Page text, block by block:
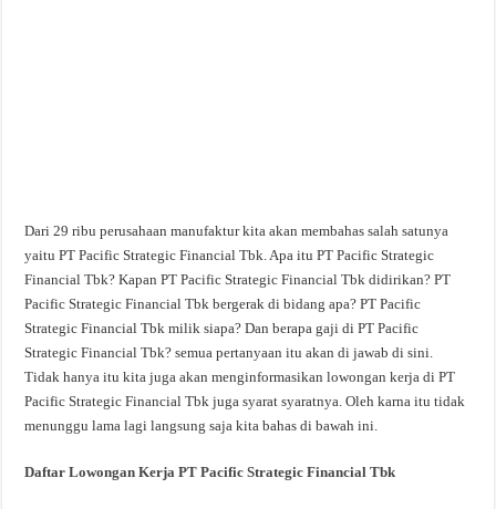
Dari 29 ribu perusahaan manufaktur kita akan membahas salah satunya
yaitu PT Pacific Strategic Financial Tbk. Apa itu PT Pacific Strategic
Financial Tbk? Kapan PT Pacific Strategic Financial Tbk didirikan? PT
Pacific Strategic Financial Tbk bergerak di bidang apa? PT Pacific
Strategic Financial Tbk milik siapa? Dan berapa gaji di PT Pacific
Strategic Financial Tbk? semua pertanyaan itu akan di jawab di sini.
Tidak hanya itu kita juga akan menginformasikan lowongan kerja di PT
Pacific Strategic Financial Tbk juga syarat syaratnya. Oleh karna itu tidak
menunggu lama lagi langsung saja kita bahas di bawah ini.
Daftar Lowongan Kerja PT Pacific Strategic Financial Tbk